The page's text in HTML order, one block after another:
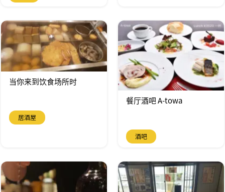
当你来到饮食场所时
居酒屋
餐厅酒吧 A-towa
酒吧